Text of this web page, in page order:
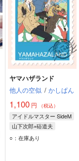
ヤマハザランド
他人の空似 / かしぱん
1,100円 （税込）
アイドルマスター SideM
山下次郎×硲道夫
山下次郎
○：在庫あり